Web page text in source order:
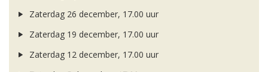
Zaterdag 26 december, 17.00 uur
Zaterdag 19 december, 17.00 uur
Zaterdag 12 december, 17.00 uur